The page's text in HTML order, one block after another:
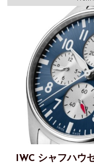
IWC シャフハウ